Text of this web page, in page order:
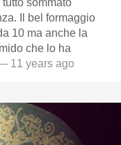
Il bel formaggio
10 ma anche la
lo ha
11 years ago